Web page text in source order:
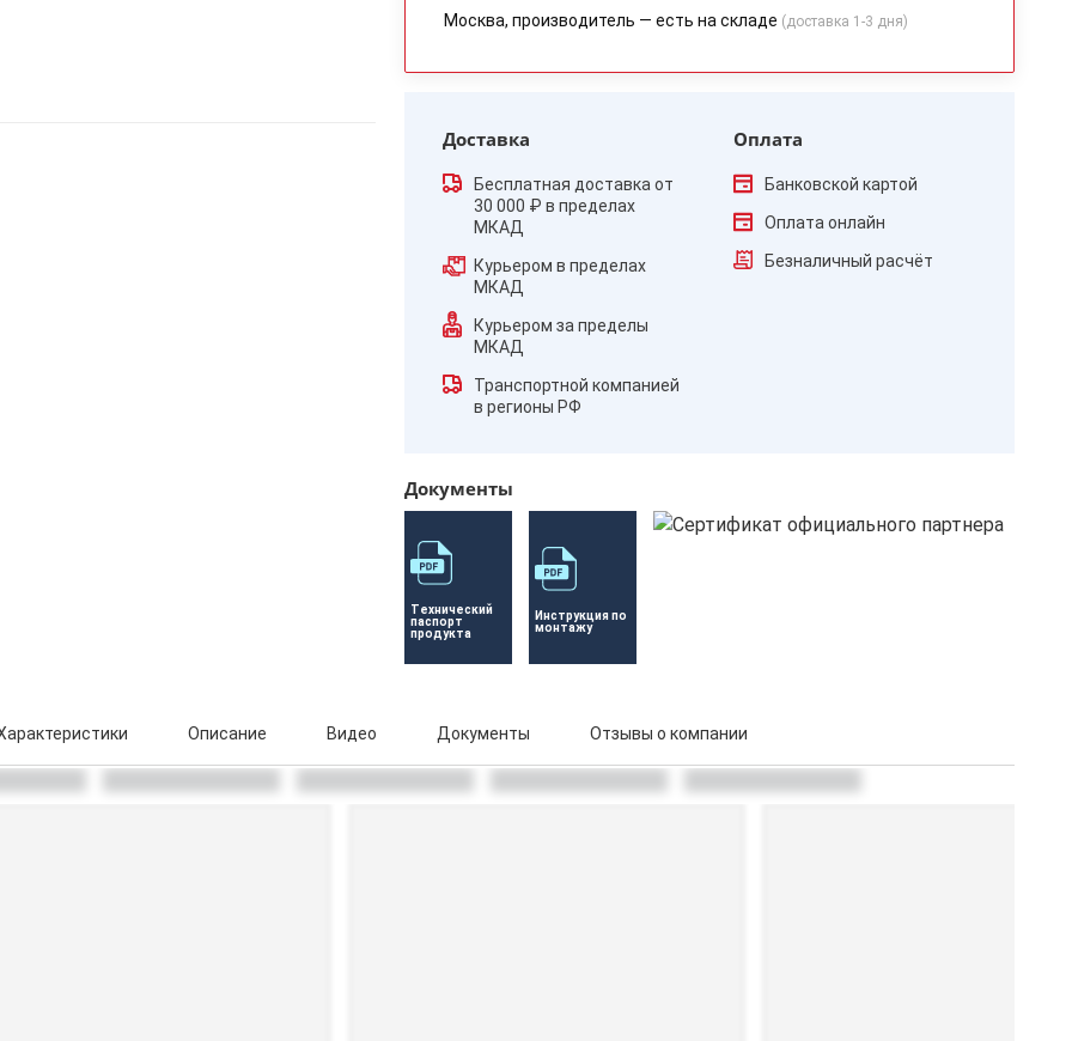
Москва, производитель — есть на складе (доставка 1-3 дня)
Доставка
Бесплатная доставка от
30 000 ₽ в пределах
МКАД
Курьером в пределах
МКАД
Курьером за пределы
МКАД
Транспортной компанией
в регионы РФ
Оплата
Банковской картой
Оплата онлайн
Безналичный расчёт
Документы
Технический
паспорт
продукта
Инструкция по
монтажу
Описание Видео Документы Отзывы о компании